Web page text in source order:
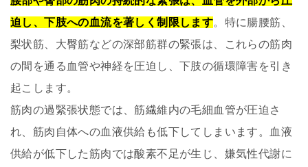
迫し、下肢への血流を著しく制限します。特に腸腰筋、
梨状筋、大臀筋などの深部筋群の緊張は、これらの筋肉
の間を通る血管や神経を圧迫し、下肢の循環障害を引き
起こします。
筋肉の過緊張状態では、筋繊維内の毛細血管が圧迫さ
れ、筋肉自体への血液供給も低下してしまいます。血液
供給が低下した筋肉では酸素不足が生じ、嫌気性代謝に